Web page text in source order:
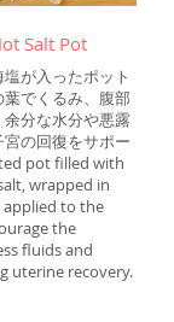
Salt Pot
が入ったポット
でくるみ、腹部
分な水分や悪露
の回復をサポー
pot filled with
wrapped in
applied to the
the
fluids and
uterine recovery.